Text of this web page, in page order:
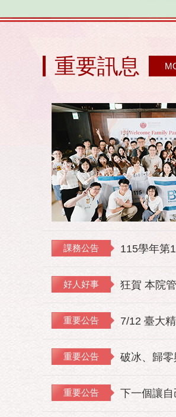
重要訊息
課務公告 115學年第
好人好事 狂賀 本院
重要公告 7/12 臺大
重要公告 破冰、歸零
重要公告 下一個讓